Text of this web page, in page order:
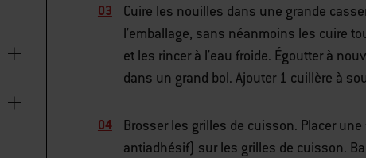
Cuire les nouilles dans une grande
l'emballage, sans néanmoins les cuire
et les rincer à l'eau froide. Égoutter à
dans un grand bol. Ajouter 1 cuillère à
Brosser les grilles de cuisson. Placer
antiadhésif) sur les grilles de cuisson.